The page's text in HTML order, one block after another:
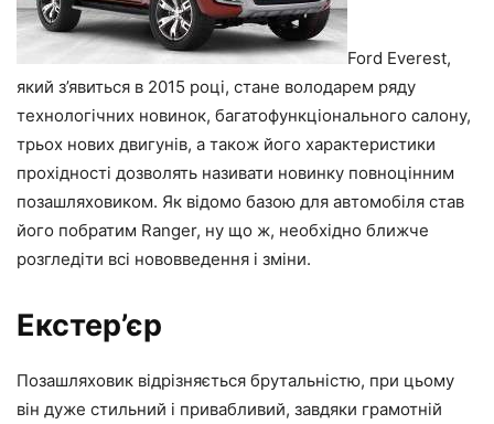
Ford Everest,
який з’явиться в 2015 році, стане володарем ряду
технологічних новинок, багатофункціонального салону,
трьох нових двигунів, а також його характеристики
прохідності дозволять називати новинку повноцінним
позашляховиком. Як відомо базою для автомобіля став
його побратим Ranger, ну що ж, необхідно ближче
розгледіти всі нововведення і зміни.
Екстер’єр
Позашляховик відрізняється брутальністю, при цьому
він дуже стильний і привабливий, завдяки грамотній